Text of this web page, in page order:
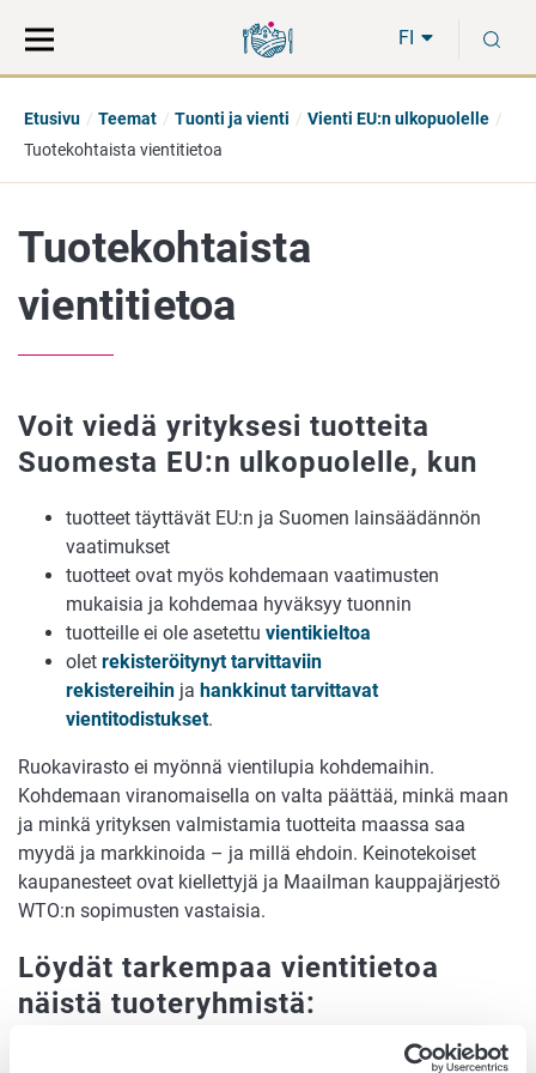
suoraan
sisältöön
koko
sivuston
FI
Etusivu Teemat Tuonti ja vienti
Vienti EU:n ulkopuolelle
Tuotekohtaista vientitietoa
Tuotekohtaista
vientitietoa
Voit viedä yrityksesi tuotteita
Suomesta EU:n ulkopuolelle, kun
tuotteet täyttävät EU:n ja Suomen lainsäädännön
vaatimukset
tuotteet ovat myös kohdemaan vaatimusten
mukaisia ja kohdemaa hyväksyy tuonnin
tuotteille ei ole asetettu vientikieltoa
olet rekisteröitynyt tarvittaviin
rekistereihin ja hankkinut tarvittavat
vientitodistukset.
Ruokavirasto ei myönnä vientilupia kohdemaihin.
Kohdemaan viranomaisella on valta päättää, minkä maan
ja minkä yrityksen valmistamia tuotteita maassa saa
myydä ja markkinoida – ja millä ehdoin. Keinotekoiset
kaupanesteet ovat kiellettyjä ja Maailman kauppajärjestö
WTO:n sopimusten vastaisia.
Löydät tarkempaa vientitietoa
näistä tuoteryhmistä: